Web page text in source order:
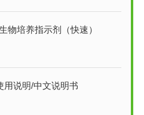
物培养指示剂（快速）
用说明/中文说明书